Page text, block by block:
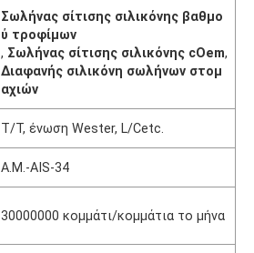
Σωλήνας σίτισης σιλικόνης βαθμο
ύ τροφίμων
, Σωλήνας σίτισης σιλικόνης cOem,
Διαφανής σιλικόνη σωλήνων στομ
αχιών
T/T, ένωση Wester, L/Cetc.
Α.Μ.-AIS-34
30000000 κομμάτι/κομμάτια το μήνα